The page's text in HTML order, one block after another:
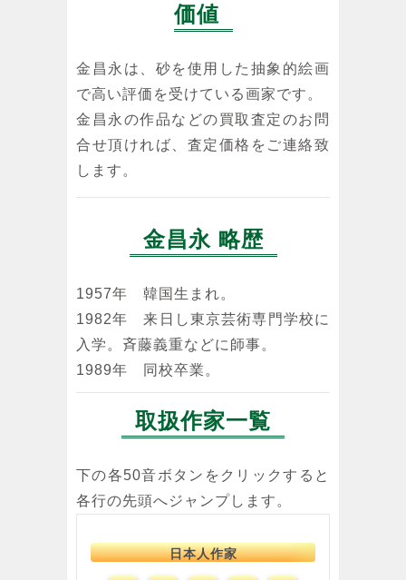
価値
金昌永は、砂を使用した抽象的絵画
で高い評価を受けている画家です。
金昌永の作品などの買取査定のお問
合せ頂ければ、査定価格をご連絡致
します。
金昌永 略歴
1957年 韓国生まれ。
1982年 来日し東京芸術専門学校に
入学。斉藤義重などに師事。
1989年 同校卒業。
取扱作家一覧
下の各50音ボタンをクリックすると
各行の先頭へジャンプします。
日本人作家